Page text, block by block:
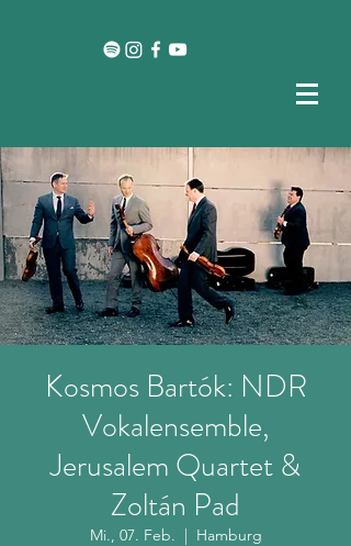
Kosmos Bartók: NDR
Vokalensemble,
Jerusalem Quartet &
Zoltán Pad
Mi., 07. Feb.
  |
Hamburg